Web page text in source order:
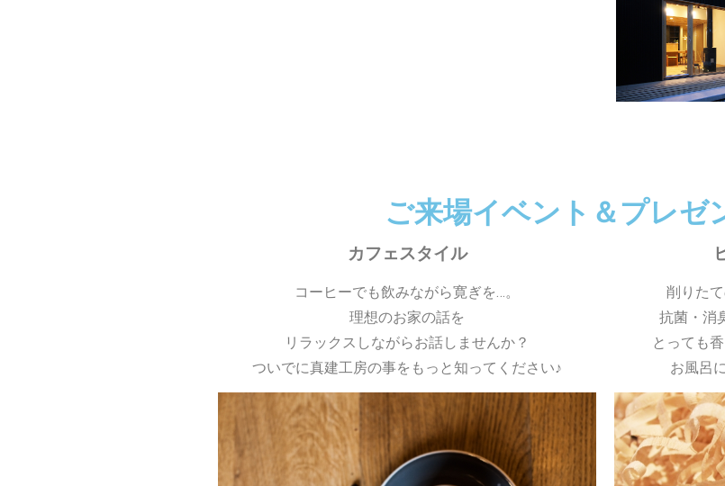
ご来場イベント＆プレゼ
カフェスタイル
コーヒーでも飲みながら寛ぎを…。
理想のお家の話を
リラックスしながらお話しませんか？
ついでに真建工房の事をもっと知ってください♪
削りた
抗菌・消
とっても
お風呂